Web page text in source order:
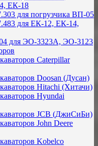
ЕК-18
для погрузчика ВП-05
для ЕК-12, ЕК-14,
для ЭО-3323А, ЭО-3123
Caterpillar
Doosan (Дусан)
Hitachi (Хитачи)
Hyundai
JCB (ДжиСиБи)
John Deere
Kobelco